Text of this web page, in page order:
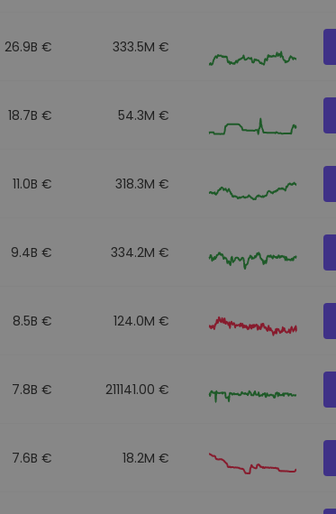
26.9B € 333.5M €
18.7B € 54.3M €
11.0B € 318.3M €
9.4B € 334.2M €
8.5B € 124.0M €
7.8B € 211141.00 €
7.6B € 18.2M €